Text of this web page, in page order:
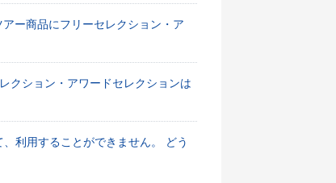
ー商品にフリーセレクション・ア
クション・アワードセレクションは
利用することができません。 どう